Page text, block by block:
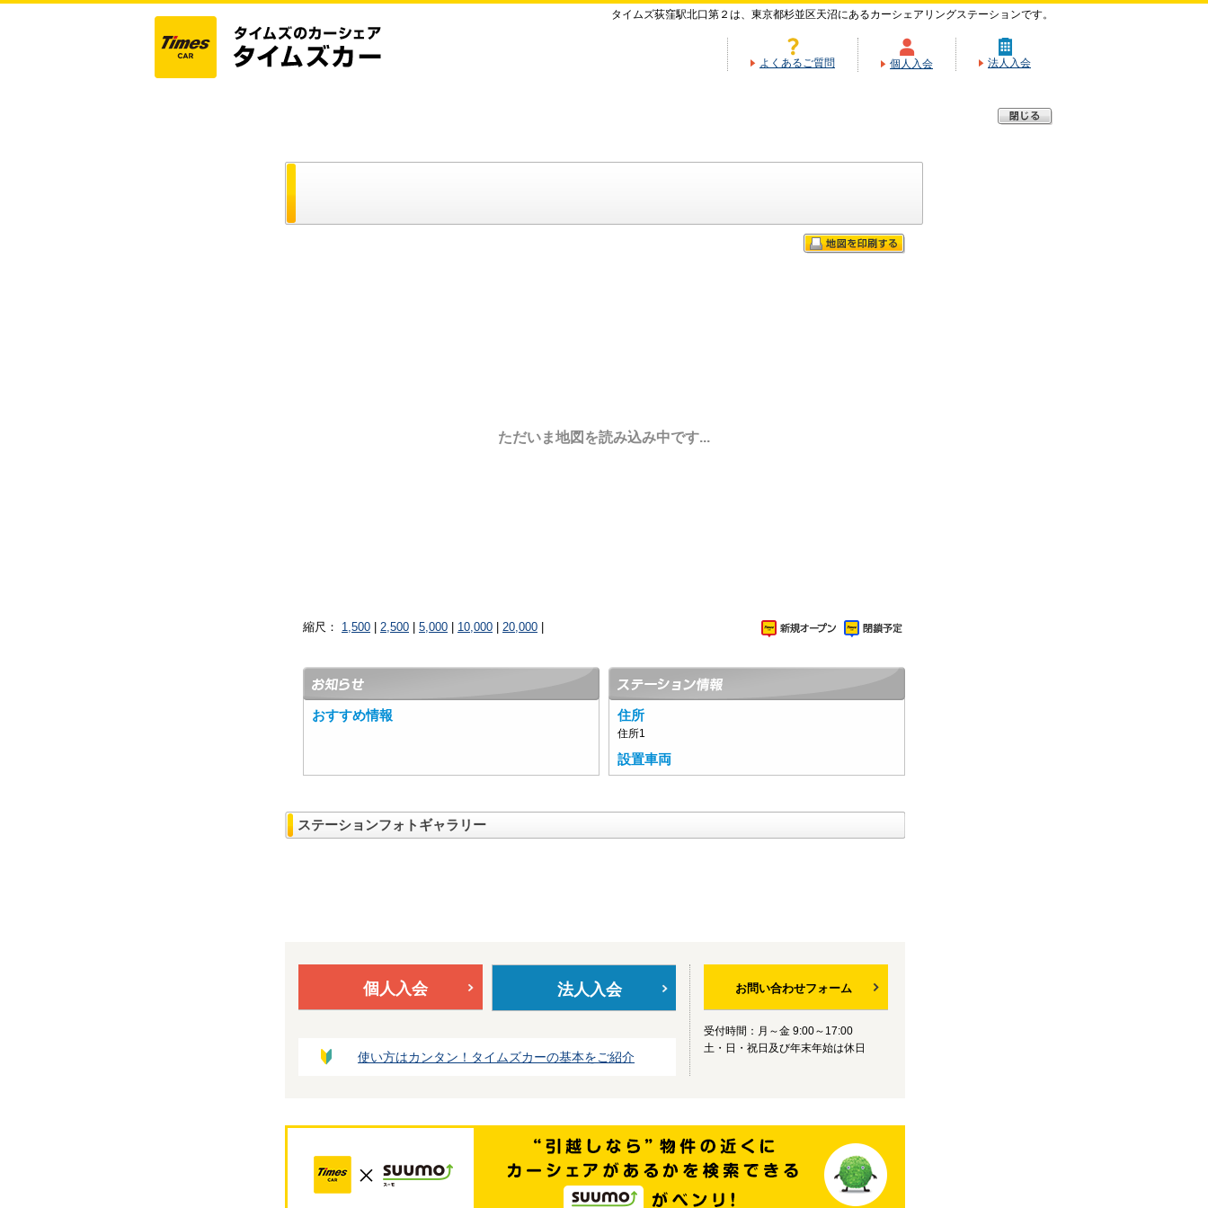
タイムズ荻窪駅北口第２は、東京都杉並区天沼にあるカーシェアリングステーションです。
よくあるご質問 個人入会 法人入会
ただいま地図を読み込み中です...
縮尺： 1,500 2,500 5,000 10,000 20,000
おすすめ情報 住所
住所1
設置車両
ステーションフォトギャラリー
個人入会 法人入会
使い方はカンタン！タイムズカーの基本をご紹介
お問い合わせフォーム
受付時間：月～金 9:00～17:00
土・日・祝日及び年末年始は休日